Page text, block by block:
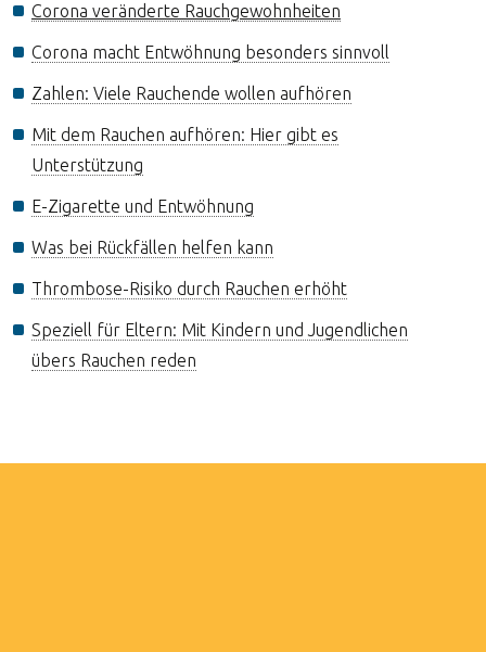
Corona veränderte Rauchgewohnheiten
Corona macht Entwöhnung besonders sinnvoll
Zahlen: Viele Rauchende wollen aufhören
Mit dem Rauchen aufhören: Hier gibt es
Unterstützung
E-Zigarette und Entwöhnung
Was bei Rückfällen helfen kann
Thrombose-Risiko durch Rauchen erhöht
Speziell für Eltern: Mit Kindern und Jugendlichen
übers Rauchen reden